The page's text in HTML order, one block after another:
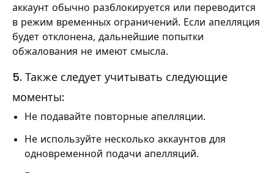
аккаунт обычно разблокируется или переводится
в режим временных ограничений. Если апелляция
будет отклонена, дальнейшие попытки
обжалования не имеют смысла.
5. Также следует учитывать следующие
моменты:
Не подавайте повторные апелляции.
Не используйте несколько аккаунтов для
одновременной подачи апелляций.